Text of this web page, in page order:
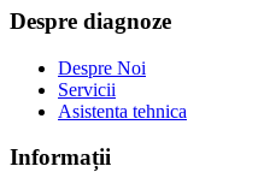
Despre diagnoze
Despre Noi
Servicii
Asistenta tehnica
Informații